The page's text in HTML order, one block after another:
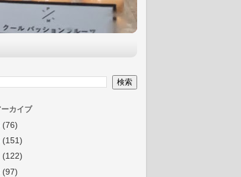
カイブ
(76)
(151)
(122)
(97)